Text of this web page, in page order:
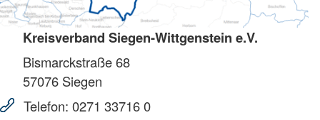
Kreisverband Siegen-Wittgenstein e.V.
Bismarckstraße 68
57076 Siegen
Telefon: 0271 33716 0